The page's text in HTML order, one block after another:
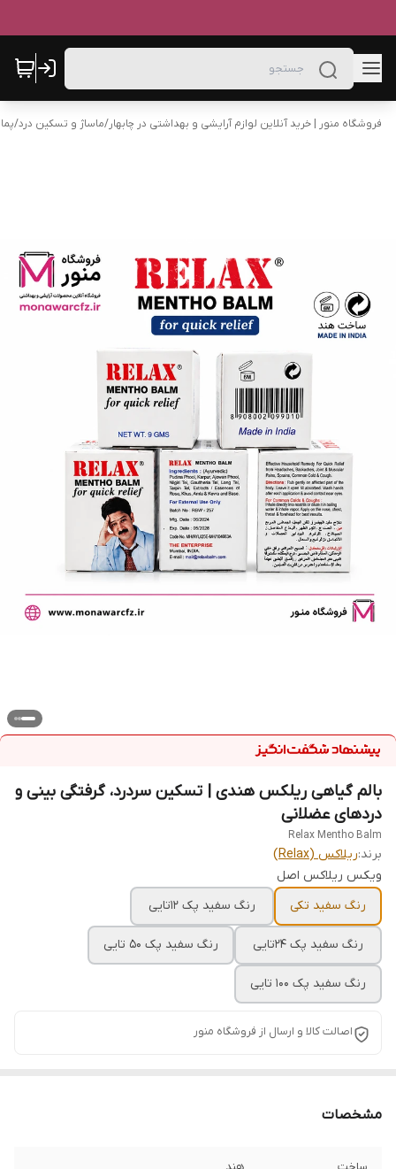
فروشگاه منور | خرید آنلاین لوازم آرایشی و بهداشتی در چابهار/ماساژ و تسکین درد/
بالم گیاهی ریلکس هندی | تسکین سردرد، گرفتگی بینی و
دردهای عضلانی
Relax Mentho Balm
برند:ریلاکس (Relax)
ویکس ریلاکس اصل
رنگ سفید تکی
رنگ سفید پک ۱۲تایی
رنگ سفید پک ۲۴تایی رنگ سفید پک ۵۰ تایی
رنگ سفید پک ۱۰۰ تایی
اصالت کالا و ارسال از فروشگاه منور
مشخصات